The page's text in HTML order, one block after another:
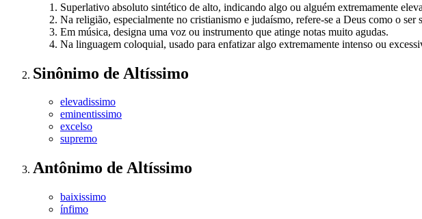
Superlativo absoluto sintético de alto, indicando algo ou alguém extremamente
Na religião, especialmente no cristianismo e judaísmo, refere-se a Deus como o ser
Em música, designa uma voz ou instrumento que atinge notas muito agudas.
Na linguagem coloquial, usado para enfatizar algo extremamente intenso ou
Sinônimo de Altíssimo
elevadissimo
eminentissimo
excelso
supremo
Antônimo de Altíssimo
baixissimo
ínfimo